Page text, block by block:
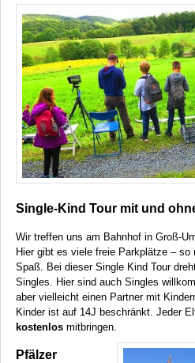
Single-Kind Tour mit und
Wir treffen uns am Bahnhof in Groß-
Hier gibt es viele freie Parkplätze – so
Spaß. Bei dieser Single Kind Tour
Singles. Hier sind auch Singles
aber vielleicht einen Partner mit
Kinder ist auf 14J beschränkt. Jeder
kostenlos mitbringen.
Pfälzer